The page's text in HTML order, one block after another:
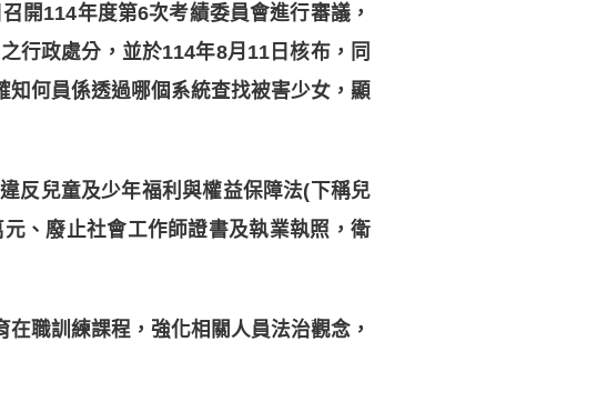
開114年度第6次考績委員會進行審議，
行政處分，並於114年8月11日核布，同
知何員係透過哪個系統查找被害少女，顯
反兒童及少年福利與權益保障法(下稱兒
、廢止社會工作師證書及執業執照，衛
職訓練課程，強化相關人員法治觀念，